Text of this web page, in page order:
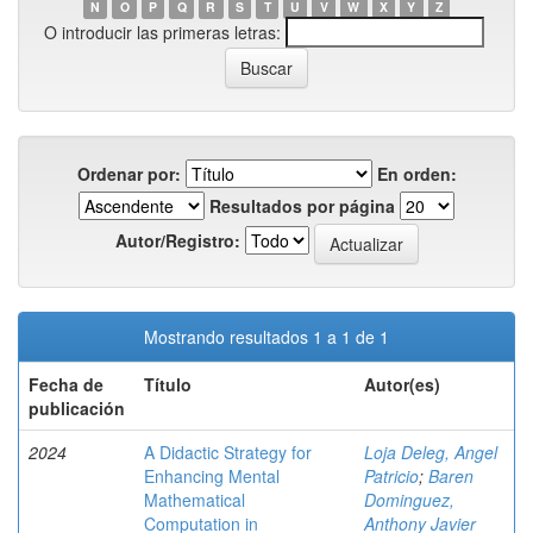
N
O P Q R S T U V W X Y Z
O introducir las primeras letras:
Ordenar por:
En orden:
Resultados por página
Autor/Registro:
Mostrando resultados 1 a 1 de 1
Fecha de
publicación
Título Autor(es)
2024
A Didactic Strategy for
Enhancing Mental
Mathematical
Computation in
Loja Deleg, Angel
Patricio; Baren
Dominguez,
Anthony Javier